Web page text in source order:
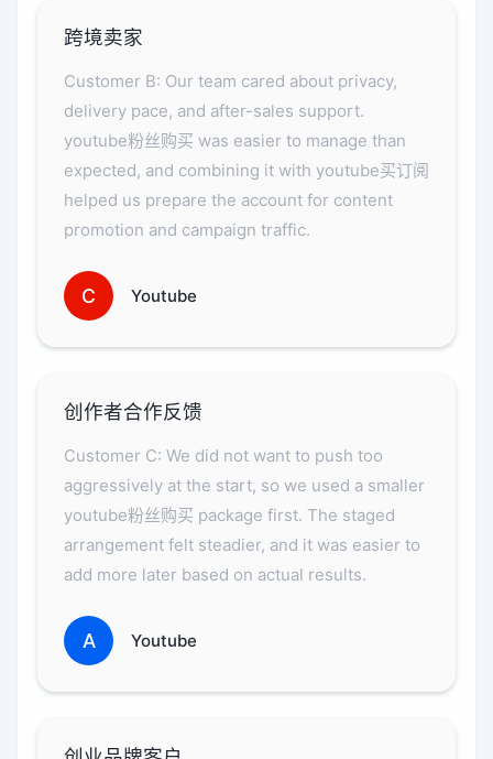
跨境卖家
Customer B: Our team cared about privacy,
delivery pace, and after-sales support.
youtube粉丝购买 was easier to manage than
expected, and combining it with youtube买订阅
helped us prepare the account for content
promotion and campaign traffic.
C Youtube
创作者合作反馈
Customer C: We did not want to push too
aggressively at the start, so we used a smaller
youtube粉丝购买 package first. The staged
arrangement felt steadier, and it was easier to
add more later based on actual results.
A Youtube